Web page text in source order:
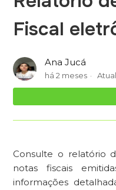
Fiscal
Ana Jucá
há 2 meses
Consulte o relatório
notas fiscais
informações